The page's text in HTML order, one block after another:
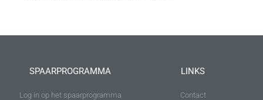
SPAARPROGRAMMA
Log in op het spaarprogramma
LINKS
Contact